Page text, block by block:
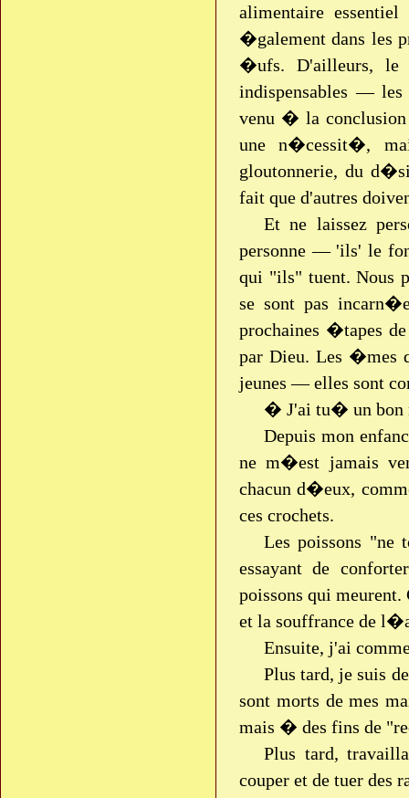
alimentaire
�galement dans les
�ufs. D'ailleurs, le
indispensables —
venu � la conclusion
une n�cessit�,
gloutonnerie, du
fait que d'autres
Et ne laissez
personne — 'ils' le
qui "ils" tuent. Nous
se sont pas
prochaines �tapes
par Dieu. Les �mes
jeunes — elles sont
� J'ai tu� un bon
Depuis mon
ne m�est jamais
chacun d�eux,
ces crochets.
Les poissons "ne
essayant de
poissons qui
et la souffrance de
Ensuite, j'ai
Plus tard, je suis
sont morts de mes
mais � des fins de
Plus tard,
couper et de tuer des